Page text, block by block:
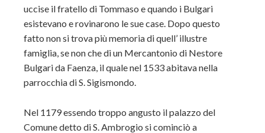
uccise il fratello di Tommaso e quando i Bulgari
esistevano e rovinarono le sue case. Dopo questo
fatto non si trova più memoria di quell’ illustre
famiglia, se non che di un Mercantonio di Nestore
Bulgari da Faenza, il quale nel 1533 abitava nella
parrocchia di S. Sigismondo.
Nel 1179 essendo troppo angusto il palazzo del
Comune detto di S. Ambrogio si cominciò a